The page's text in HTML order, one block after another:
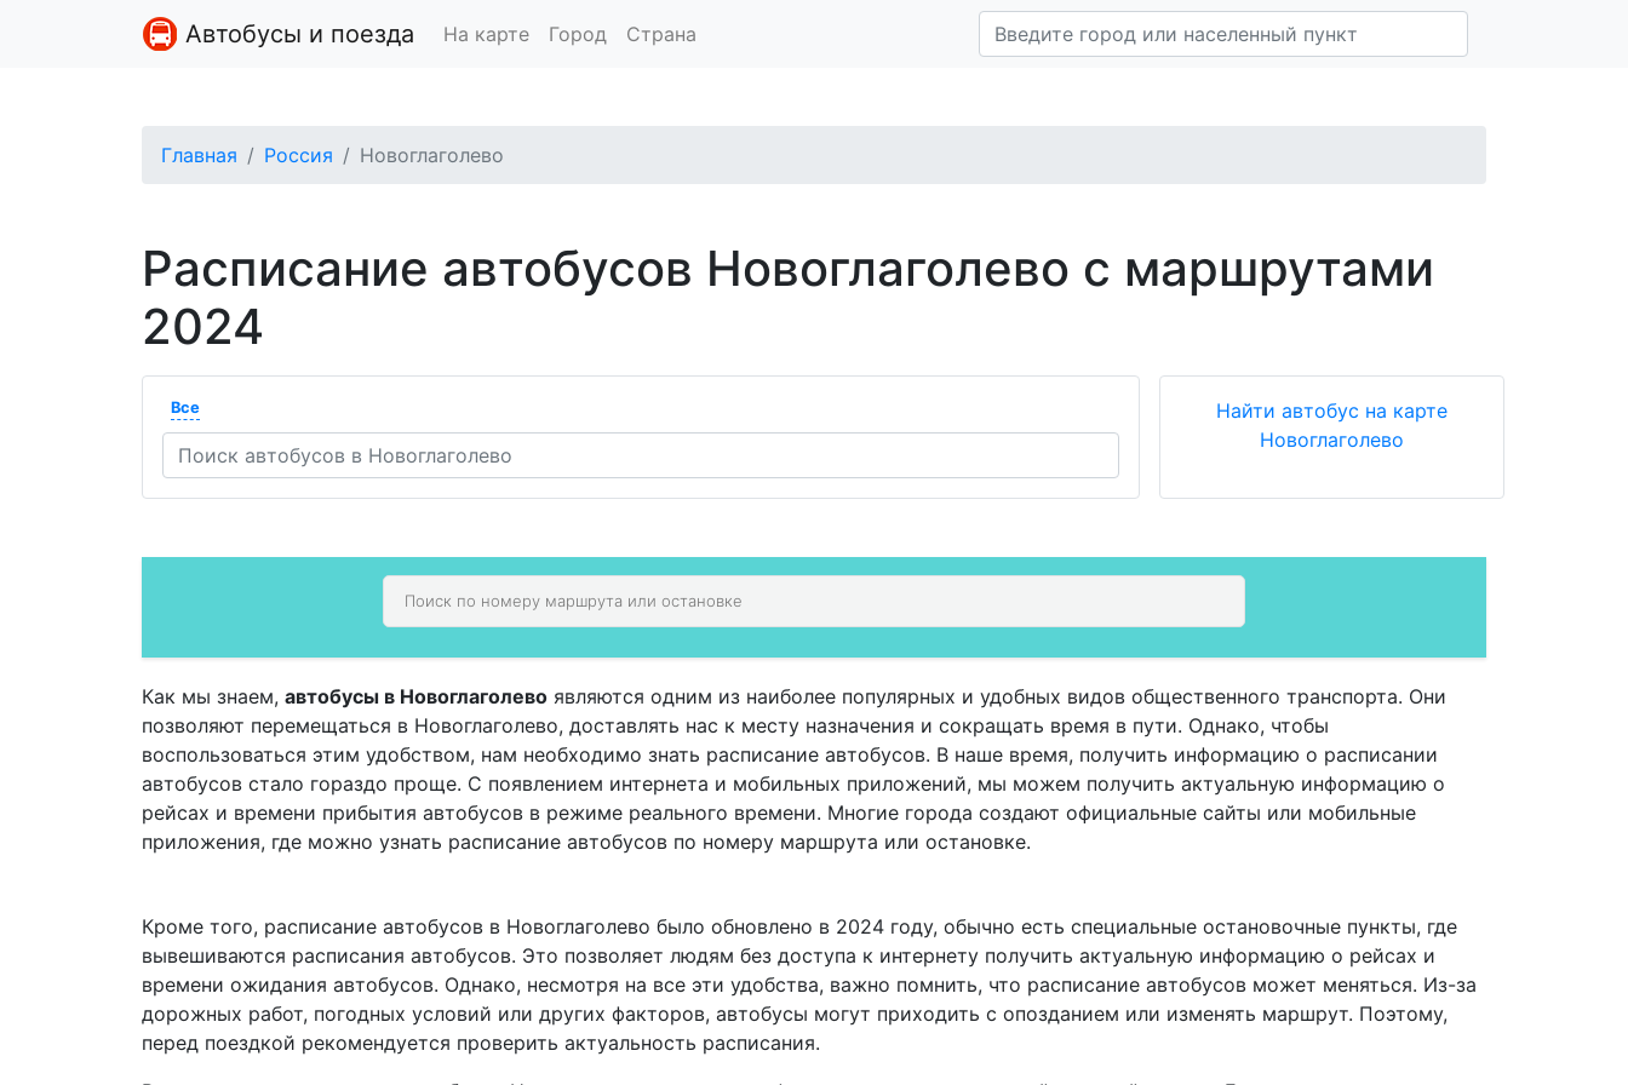
Автобусы и поезда На карте Город Страна
Главная Россия Новоглаголево
Расписание автобусов Новоглаголево с маршрутами
2024
Все
Найти автобус на карте
Новоглаголево
Как мы знаем, автобусы в Новоглаголево являются одним из наиболее популярных и удобных видов общественного транспорта. Они
позволяют перемещаться в Новоглаголево, доставлять нас к месту назначения и сокращать время в пути. Однако, чтобы
воспользоваться этим удобством, нам необходимо знать расписание автобусов. В наше время, получить информацию о расписании
автобусов стало гораздо проще. С появлением интернета и мобильных приложений, мы можем получить актуальную информацию о
рейсах и времени прибытия автобусов в режиме реального времени. Многие города создают официальные сайты или мобильные
приложения, где можно узнать расписание автобусов по номеру маршрута или остановке.
Кроме того, расписание автобусов в Новоглаголево было обновлено в 2024 году, обычно есть специальные остановочные пункты, где
вывешиваются расписания автобусов. Это позволяет людям без доступа к интернету получить актуальную информацию о рейсах и
времени ожидания автобусов. Однако, несмотря на все эти удобства, важно помнить, что расписание автобусов может меняться. Из-за
дорожных работ, погодных условий или других факторов, автобусы могут приходить с опозданием или изменять маршрут. Поэтому,
перед поездкой рекомендуется проверить актуальность расписания.